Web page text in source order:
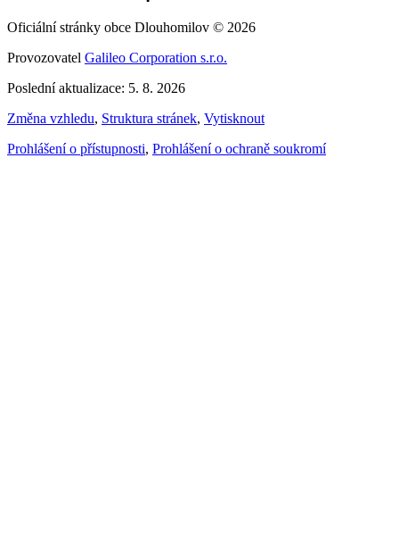
Oficiální stránky obce Dlouhomilov © 2026
Provozovatel Galileo Corporation s.r.o.
Poslední aktualizace: 5. 8. 2026
Změna vzhledu, Struktura stránek, Vytisknout
Prohlášení o přístupnosti, Prohlášení o ochraně soukromí